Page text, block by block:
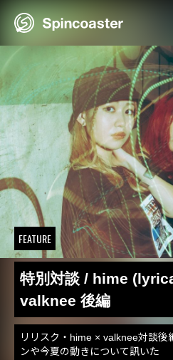
Skip
FEATURE
特別対談 / hime
valknee 後編
リリスク・hime × valknee対談後
ンや今夏の動きについて訊いた